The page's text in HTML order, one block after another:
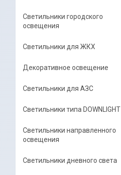
Светильники городского
освещения
Светильники для ЖКХ
Декоративное освещение
Светильники для АЗС
Светильники типа DOWNLIGHT
Светильники направленного
освещения
Светильники дневного света